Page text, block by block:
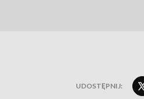
UDOSTĘPNIJ: